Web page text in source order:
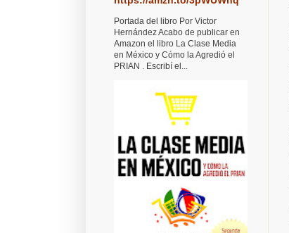
Portada del libro Por Victor
Hernández Acabo de publicar en
Amazon el libro La Clase Media
en México y Cómo la Agredió el
PRIAN . Escribí el...